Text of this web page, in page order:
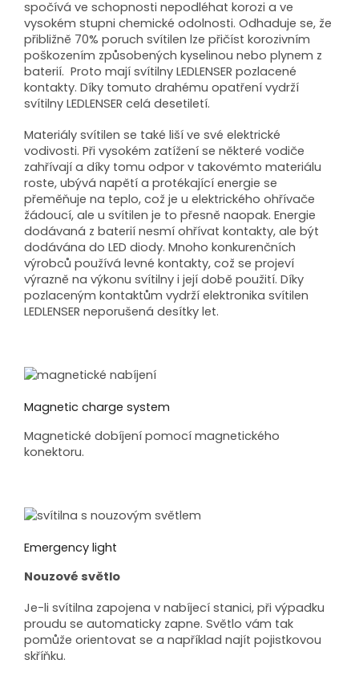
spočívá ve schopnosti nepodléhat korozi a ve
vysokém stupni chemické odolnosti. Odhaduje se, že
přibližně 70% poruch svítilen lze přičíst korozivním
poškozením způsobených kyselinou nebo plynem z
baterií. Proto mají svítilny LEDLENSER pozlacené
kontakty. Díky tomuto drahému opatření vydrží
svítilny LEDLENSER celá desetiletí.
Materiály svítilen se také liší ve své elektrické
vodivosti. Při vysokém zatížení se některé vodiče
zahřívají a díky tomu odpor v takovémto materiálu
roste, ubývá napětí a protékající energie se
přeměňuje na teplo, což je u elektrického ohřívače
žádoucí, ale u svítilen je to přesně naopak. Energie
dodávaná z baterií nesmí ohřívat kontakty, ale být
dodávána do LED diody. Mnoho konkurenčních
výrobců používá levné kontakty, což se projeví
výrazně na výkonu svítilny i její době použití. Díky
pozlaceným kontaktům vydrží elektronika svítilen
LEDLENSER neporušená desítky let.
Magnetic charge system
Magnetické dobíjení pomocí magnetického
konektoru.
Emergency light
Nouzové světlo
Je-li svítilna zapojena v nabíjecí stanici, při výpadku
proudu se automaticky zapne. Světlo vám tak
pomůže orientovat se a například najít pojistkovou
skříňku.